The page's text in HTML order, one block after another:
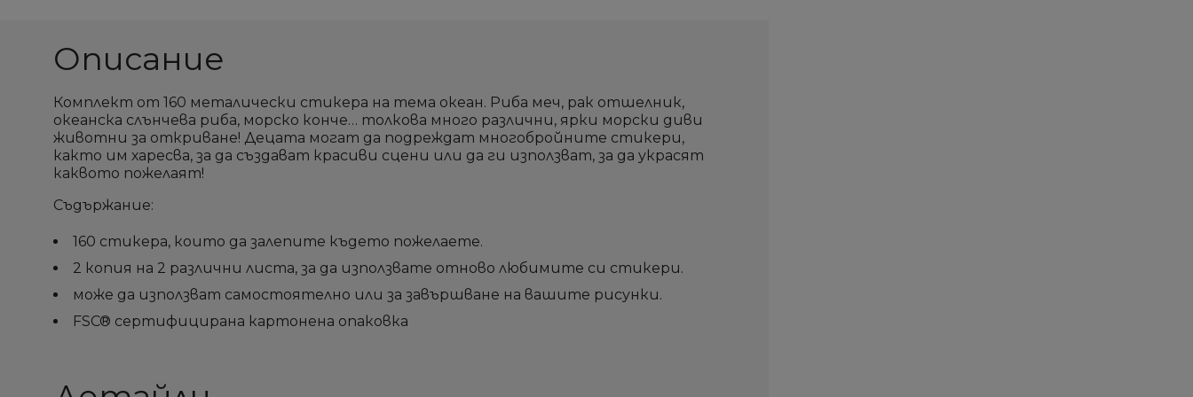
Описание
Комплект от 160 металически стикера на тема океан. Риба меч, рак отшелник,
океанска слънчева риба, морско конче… толкова много различни, ярки морски диви
животни за откриване! Децата могат да подреждат многобройните стикери,
както им харесва, за да създават красиви сцени или да ги използват, за да украсят
каквото пожелаят!
Съдържание:
160 стикера, които да залепите където пожелаете.
2 копия на 2 различни листа, за да използвате отново любимите си стикери.
може да използват самостоятелно или за завършване на вашите рисунки.
FSC® сертифицирана картонена опаковка